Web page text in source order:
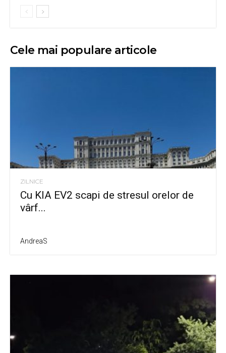
Cele mai populare articole
ZILNICE
Cu KIA EV2 scapi de stresul orelor de
vârf...
AndreaS